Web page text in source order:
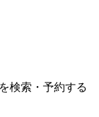
検索・予約する